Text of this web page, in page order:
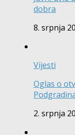
dobra
8. srpnja
Vijesti
Oglas o
2. srpnja